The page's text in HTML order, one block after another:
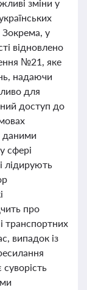
зміни у
Зокрема, у
відновлено
№21, яке
надаючи
для
доступ до
даними
сфері
лідирують
про
транспортних
випадок із